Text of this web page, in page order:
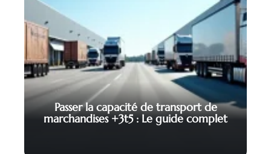
Passer la capacité de transport de
marchandises +3t5 : Le guide complet